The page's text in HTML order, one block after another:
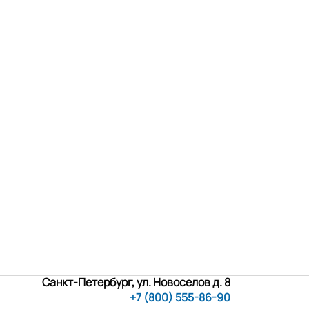
Санкт-Петербург, ул. Новоселов д. 8
+7 (800) 555-86-90